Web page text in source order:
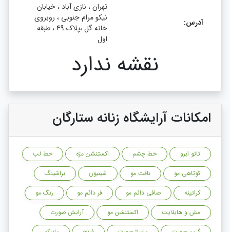
آدرس:
تهران ، نازی آباد ، خیابان
نیکو مرام جنوبی ، روبروی
خانه گل ،پلاک 49 ، طبقه
اول
نقشه ندارد
امکانات آرایشگاه زنانه ستارگان
تاتو ابرو خط چشم اکستنشن مژه
خط لب
کوتاهی مو
بافت مو شینیون
براشینگ
کراتینه
صافی دائم مو فر دائم مو
رنگ مو
مش و هایلایت
اکستنشن مو
آرایش صورت